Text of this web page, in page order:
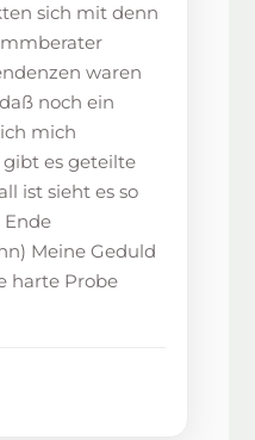
sich mit denn
waren
noch ein
mich
es geteilte
ist sieht es so
Ende
Meine Geduld
harte Probe